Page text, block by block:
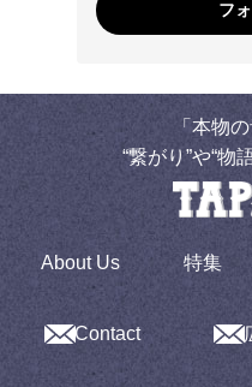
フ
「本物
“繋がり”や“物
About Us 特集
Contact